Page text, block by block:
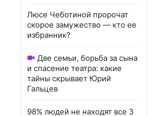
Люсе Чеботиной пророчат
скорое замужество — кто ее
избранник?
Две семьи, борьба за сына
и спасение театра: какие
тайны скрывает Юрий
Гальцев
98% людей не находят все 3